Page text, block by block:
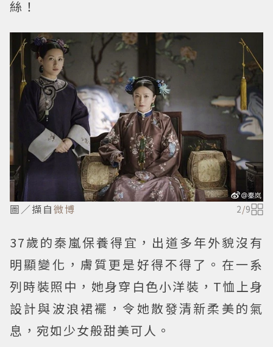
絲！
圖／擷自微博 2/9
37歲的秦嵐保養得宜，出道多年外貌沒有
明顯變化，膚質更是好得不得了。在一系
列時裝照中，她身穿白色小洋裝，T恤上身
設計與波浪裙襬，令她散發清新柔美的氣
息，宛如少女般甜美可人。